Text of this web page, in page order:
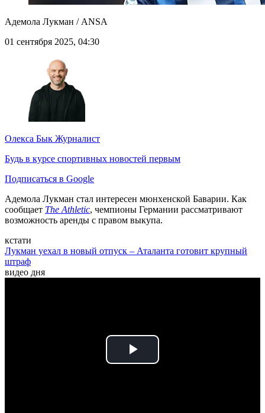
Адемола Лукман / ANSA
01 сентября 2025, 04:30
Олекса Бык Журналист
Будь в курсе спортивных новостей первым
Подписаться в Google
Адемола Лукман стал интересен мюнхенской Баварии. Как
сообщает The Athletic, чемпионы Германии рассматривают
возможность аренды с правом выкупа.
кстати
Лукман уехал в новый отпуск – Аталанта готовит крупный
штраф
видео дня
Play